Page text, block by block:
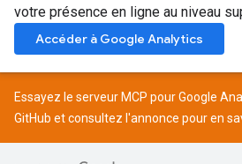
votre présence en ligne au niveau
Accéder à Google Analytics
Essayez le serveur MCP pour Google
GitHub et consultez l'annonce pour en